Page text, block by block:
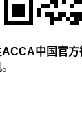
ACCA中国官方